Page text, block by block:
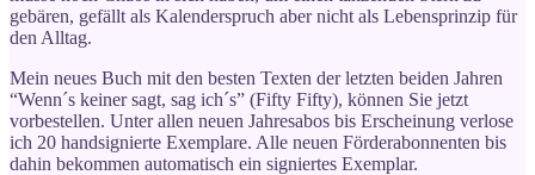
gebären, gefällt als Kalenderspruch aber nicht als Lebensprinzip für
den Alltag.
Mein neues Buch mit den besten Texten der letzten beiden Jahren
“Wenn´s keiner sagt, sag ich´s” (Fifty Fifty), können Sie jetzt
vorbestellen. Unter allen neuen Jahresabos bis Erscheinung verlose
ich 20 handsignierte Exemplare. Alle neuen Förderabonnenten bis
dahin bekommen automatisch ein signiertes Exemplar.